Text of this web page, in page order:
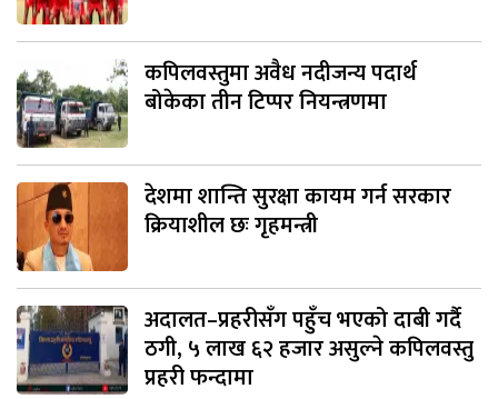
कपिलवस्तुमा अवैध नदीजन्य पदार्थ
बोकेका तीन टिप्पर नियन्त्रणमा
देशमा शान्ति सुरक्षा कायम गर्न सरकार
क्रियाशील छः गृहमन्त्री
अदालत–प्रहरीसँग पहुँच भएको दाबी गर्दै
ठगी, ५ लाख ६२ हजार असुल्ने कपिलवस्तु
प्रहरी फन्दामा